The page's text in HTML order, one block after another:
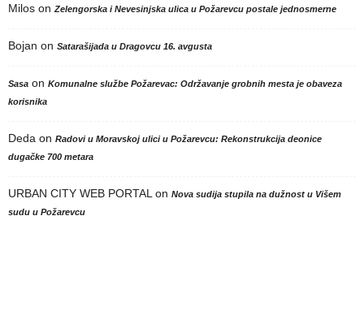
Milos on Zelengorska i Nevesinjska ulica u Požarevcu postale jednosmerne
Bojan on Satarašijada u Dragovcu 16. avgusta
Sasa on Komunalne službe Požarevac: Održavanje grobnih mesta je obaveza
korisnika
Deda on Radovi u Moravskoj ulici u Požarevcu: Rekonstrukcija deonice
dugačke 700 metara
URBAN CITY WEB PORTAL on Nova sudija stupila na dužnost u Višem
sudu u Požarevcu